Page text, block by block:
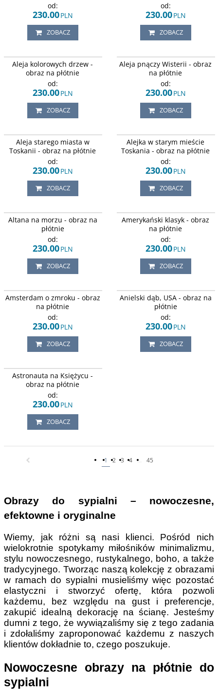
od:
230.00PLN
ZOBACZ
od:
230.00PLN
ZOBACZ
Obraz w jesiennej aurze
przedstawia aleję prowadzącą
między drzewami z barwnymi,
jesiennymi liśćmi.
Aleja kolorowych drzew -
obraz na płótnie
od:
230.00PLN
ZOBACZ
Obrazu z widokiem alei wzdłuż,
której rosną pnącza Wisterii Glicyni
w kolorze fioletowym.
Aleja pnączy Wisterii - obraz
na płótnie
od:
230.00PLN
ZOBACZ
Spokojna uliczka ozdobiona
kwiatami, w rejonie Toskanii we
Włoszech.
Aleja starego miasta w
Toskanii - obraz na płótnie
od:
230.00PLN
ZOBACZ
Spokojna uliczka ozdobiona
zielonymi roślinami w starym
mieście w Toskanii we Włoszech.
Alejka w starym mieście
Toskania - obraz na płótnie
od:
230.00PLN
ZOBACZ
Molo i barwne niebo o zachodzie
słońca.
Altana na morzu - obraz na
płótnie
od:
230.00PLN
ZOBACZ
Amerykański stary samochód w
stylu retro.
Amerykański klasyk - obraz
na płótnie
od:
230.00PLN
ZOBACZ
Budynki Amsterdamu z odbiciem w
lustrze wody, o zachodzie słońca.
Amsterdam o zmroku - obraz
na płótnie
od:
230.00PLN
ZOBACZ
Majestatyczne, zielone drzewo
zwane Anielskim dębem rosnące w
Południowej Karolinie w USA.
Anielski dąb, USA - obraz na
płótnie
od:
230.00PLN
ZOBACZ
Astronauta na Księżycu z planetą
Ziemią w tle.
Astronauta na Księżycu -
obraz na płótnie
od:
230.00PLN
ZOBACZ
1 2 3 4 ... 45
Obrazy do sypialni – nowoczesne,
efektowne i oryginalne
Wiemy, jak różni są nasi klienci. Pośród nich
wielokrotnie spotykamy miłośników minimalizmu,
stylu nowoczesnego, rustykalnego, boho, a także
tradycyjnego. Tworząc naszą kolekcję z obrazami
w ramach do sypialni musieliśmy więc pozostać
elastyczni i stworzyć ofertę, która pozwoli
każdemu, bez względu na gust i preferencje,
zakupić idealną dekorację na ścianę. Jesteśmy
dumni z tego, że wywiązaliśmy się z tego zadania
i zdołaliśmy zaproponować każdemu z naszych
klientów dokładnie to, czego poszukuje.
Nowoczesne obrazy na płótnie do
sypialni